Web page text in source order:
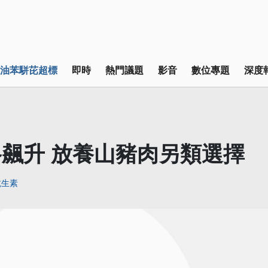
苯駢芘超標 即時 熱門議題 影音 數位專題 深度
升 放養山豬肉另類選擇
素